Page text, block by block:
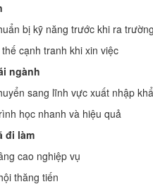
bị kỹ năng trước khi ra trường
cạnh tranh khi xin việc
ngành
sang lĩnh vực xuất nhập
học nhanh và hiệu quả
đi làm
cao nghiệp vụ
thăng tiến